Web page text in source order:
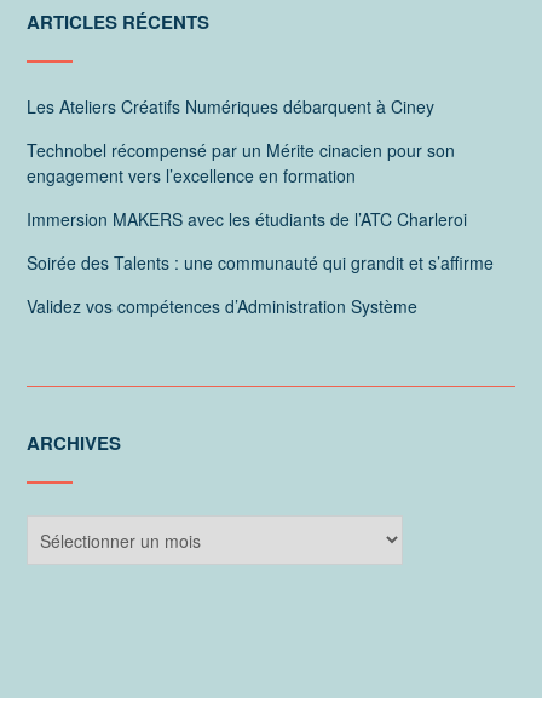
ARTICLES RÉCENTS
Les Ateliers Créatifs Numériques débarquent à Ciney
Technobel récompensé par un Mérite cinacien pour son
engagement vers l’excellence en formation
Immersion MAKERS avec les étudiants de l’ATC Charleroi
Soirée des Talents : une communauté qui grandit et s’affirme
Validez vos compétences d’Administration Système
ARCHIVES